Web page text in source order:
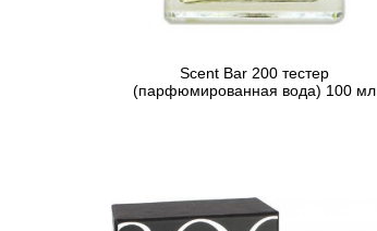
Scent Bar 200 тестер
(парфюмированная вода) 100 мл